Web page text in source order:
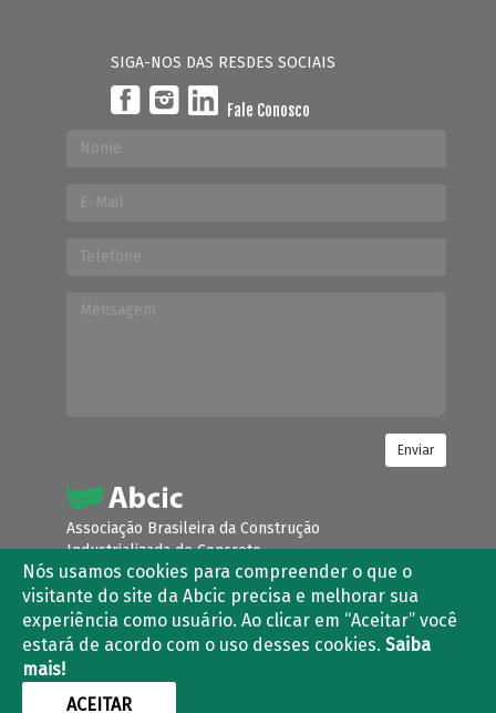
SIGA-NOS DAS RESDES SOCIAIS
Fale Conosco
Enviar
Associação Brasileira da Construção
Industrializada de Concreto
Condomínio Villa Lobos Office Park
Avenida Queiroz Filho, nº 1.700
Torre River Tower – Torre B – Sala 403 e 405
CEP: 05319-000
Nós usamos cookies para compreender o que o
visitante do site da Abcic precisa e melhorar sua
experiência como usuário. Ao clicar em “Aceitar” você
estará de acordo com o uso desses cookies. Saiba
mais!
ACEITAR